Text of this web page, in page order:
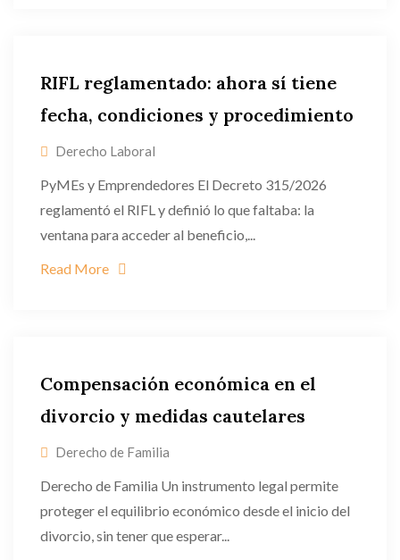
RIFL reglamentado: ahora sí tiene
fecha, condiciones y procedimiento
Derecho Laboral
PyMEs y Emprendedores El Decreto 315/2026
reglamentó el RIFL y definió lo que faltaba: la
ventana para acceder al beneficio,...
Read More
Compensación económica en el
divorcio y medidas cautelares
Derecho de Familia
Derecho de Familia Un instrumento legal permite
proteger el equilibrio económico desde el inicio del
divorcio, sin tener que esperar...